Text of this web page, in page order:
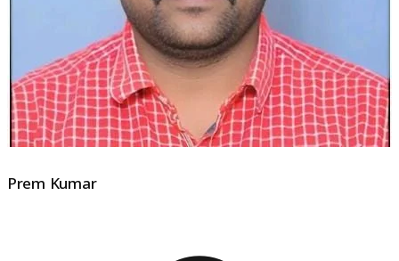
Prem Kumar